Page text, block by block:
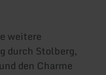
weitere
durch Stolberg,
den Charme